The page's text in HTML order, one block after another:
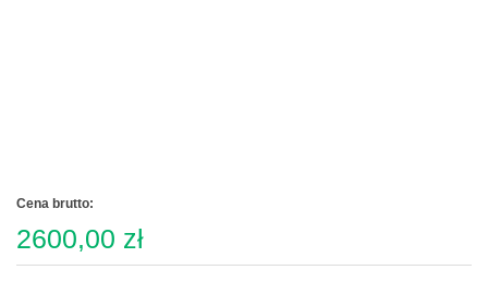
Cena brutto:
2600,00 zł